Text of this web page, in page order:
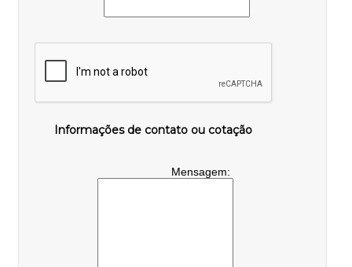
Informações de contato ou cotação
Mensagem: